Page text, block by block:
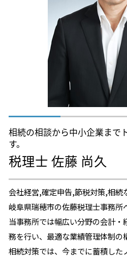
相続時精算課税 小規
相続税 評価額
相続税 節税対策 生前贈
相続税 500万
相続生前対策 税理士
不動産相続 税理士 相
相続生前対策 税理士
相続生前対策 税理士
相続税申告 税理士 相
不動産相続 税理士 相
相続生前対策 税理士
相続の相談から中小企業まで
す。
税理士 佐藤 尚久
会社経営,確定申告,節税対策,相続
岐阜県瑞穂市の佐藤税理士事務所
当事務所では幅広い分野の会計
務を行い、最適な業績管理体制の
相続対策では、今までに蓄積した